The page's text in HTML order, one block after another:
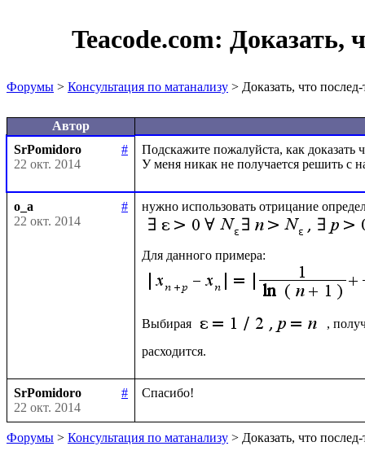
Teacode.com:Доказать,
Форумы > Консультация по матанализу > Доказать, что
Автор
SrPomidoro
#
22 окт. 2014
Подскажите пожалуйста, как
o_a
#
22 окт. 2014
нужно использовать отрицание
Для данного примера:
Выбирая
,
SrPomidoro
#
22 окт. 2014
Форумы > Консультация по матанализу > Доказать, что